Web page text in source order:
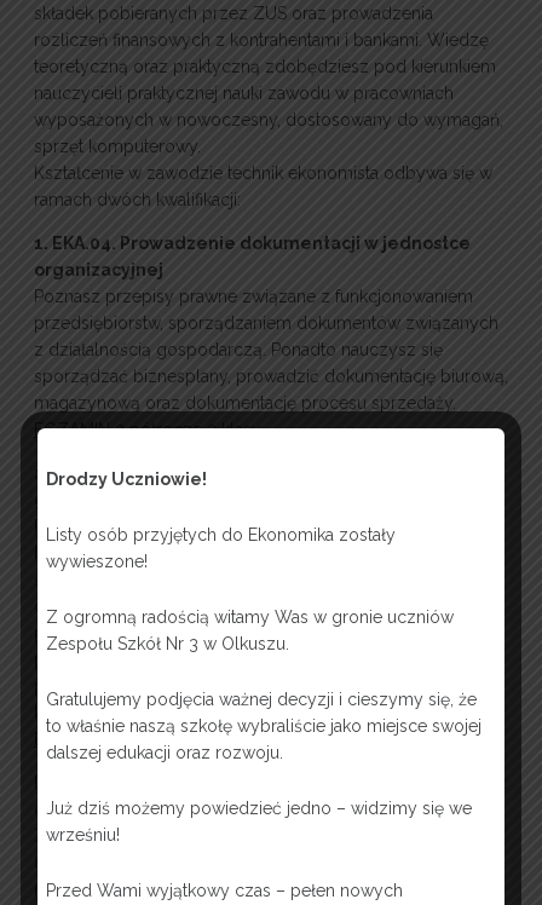
składek pobieranych przez ZUS oraz prowadzenia
rozliczeń finansowych z kontrahentami i bankami. Wiedzę
teoretyczną oraz praktyczną zdobędziesz pod kierunkiem
nauczycieli praktycznej nauki zawodu w pracowniach
wyposażonych w nowoczesny, dostosowany do wymagań,
sprzęt komputerowy.
Kształcenie w zawodzie technik ekonomista odbywa się w
ramach dwóch kwalifikacji:
1. EKA.04. Prowadzenie dokumentacji w jednostce
organizacyjnej
Poznasz przepisy prawne związane z funkcjonowaniem
przedsiębiorstw, sporządzaniem dokumentów związanych
z działalnością gospodarczą. Ponadto nauczysz się
sporządzać biznesplany, prowadzić dokumentację biurową,
magazynową oraz dokumentację procesu sprzedaży.
EGZAMIN 2 półrocze 2 klasy
2. EKA.05. Prowadzenie spraw kadrowo-płacowych i
Poznasz zagadnienia związane z prowadzeniem spraw
kadrowo-płacowych, podatkowych oraz związanych ze
dokumentację kadrową, rozliczać wynagrodzenia i składki
pobierane przez ZUS. Nabędziesz umiejętności
prowadzenia ewidencji podatkowych, rozliczeń
kontrahentami i bankami.
EGZAMIN 2 półrocze 4 klasy
dyplom w zawodzie technik ekonomista.
Zapewniamy organizację praktyk zawodowych w wymiarze
rachunkowych.
Drodzy Uczniowie!
Listy osób przyjętych do Ekonomika zostały
wywieszone!
Z ogromną radością witamy Was w gronie uczniów
Zespołu Szkół Nr 3 w Olkuszu.
Gratulujemy podjęcia ważnej decyzji i cieszymy się, że
to właśnie naszą szkołę wybraliście jako miejsce swojej
dalszej edukacji oraz rozwoju.
Już dziś możemy powiedzieć jedno – widzimy się we
wrześniu!
Przed Wami wyjątkowy czas – pełen nowych